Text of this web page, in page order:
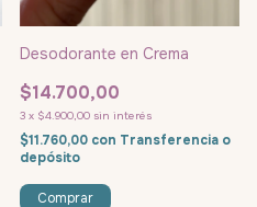
Desodorante en Crema
$14.700,00
3 x $4.900,00 sin interés
$11.760,00 con Transferencia o
depósito